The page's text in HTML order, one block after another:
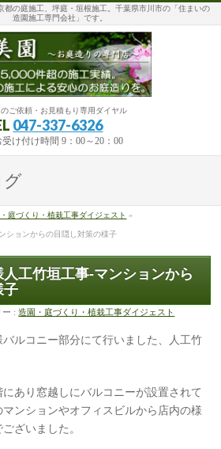
都の庭施工、坪庭・垣根施工。千葉県市川市の「住まいの
造園施工専門会社」です。
ご依頼・お見積もり専用ダイヤル
047-337-6326
け付け時間 9：00～20：00
庭づくり・植栽工事ダイジェスト »
ションからの目隠し対策の様子
工竹垣工事-マンションから
子
ー :造園・庭づくり・植栽工事ダイジェスト
ルコニー部分にて行いました、人工竹
あり窓越しにバルコニーが設置されて
ンションやオフィスビルから店内の様
ざいました。